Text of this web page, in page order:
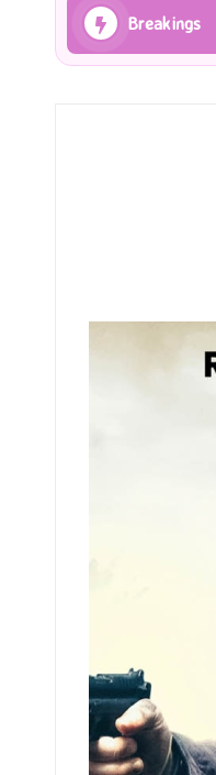
Breakings
des ombres